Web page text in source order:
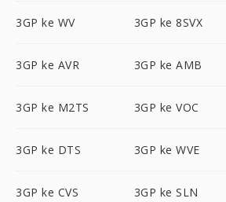
3GP ke WV 3GP ke 8SVX
3GP ke AVR 3GP ke AMB
3GP ke M2TS 3GP ke VOC
3GP ke DTS 3GP ke WVE
3GP ke CVS 3GP ke SLN